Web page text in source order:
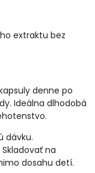
extraktu bez
denne po
Ideálna dlhodobá
dávku.
na
dosahu detí.